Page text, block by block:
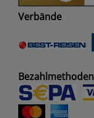
Verbände
Bezahlmethoden